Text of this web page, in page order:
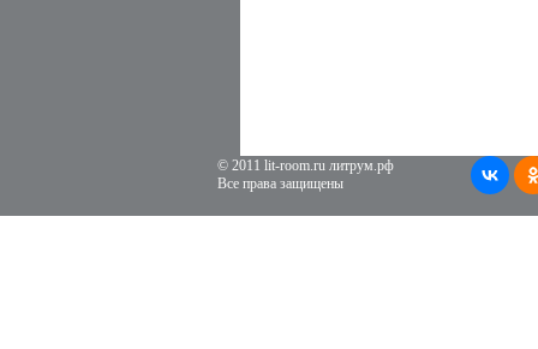
© 2011 lit-room.ru литрум.рф
Все права защищены